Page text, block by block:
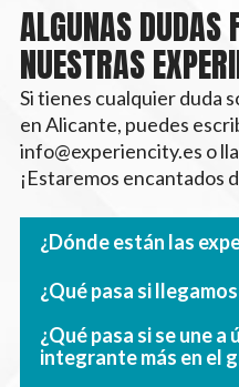
ALGUNAS DUDAS
NUESTRAS
Si tienes cualquier duda
en Alicante, puedes
info@experiencity.es o
¡Estaremos encantados
¿Dónde están las
¿Qué pasa si
¿Qué pasa si se une a
integrante más en el